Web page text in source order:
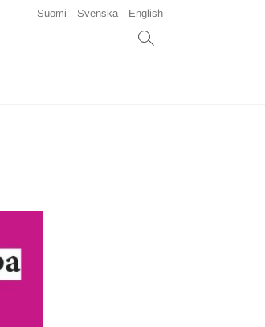
Suomi Svenska English